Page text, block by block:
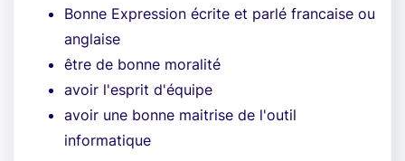
Bonne Expression écrite et parlé francaise ou
anglaise
être de bonne moralité
avoir l'esprit d'équipe
avoir une bonne maitrise de l'outil
informatique